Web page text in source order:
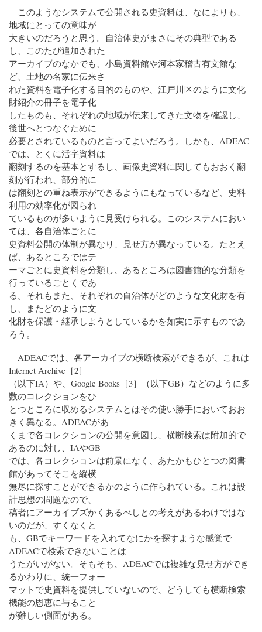
このようなシステムで公開される史資料は、なによりも、
地域にとっての意味が
大きいのだろうと思う。自治体史がまさにその典型である
し、このたび追加された
アーカイブのなかでも、小島資料館や河本家稽古有文館な
ど、土地の名家に伝来さ
れた資料を電子化する目的のものや、江戸川区のように文化
財紹介の冊子を電子化
したものも、それぞれの地域が伝来してきた文物を確認し、
後世へとつなぐために
必要とされているものと言ってよいだろう。しかも、ADEAC
では、とくに活字資料は
翻刻するのを基本とするし、画像史資料に関してもおおく翻
刻が行われ、部分的に
は翻刻との重ね表示ができるようにもなっているなど、史料
利用の効率化が図られ
ているものが多いように見受けられる。このシステムにおい
ては、各自治体ごとに
史資料公開の体制が異なり、見せ方が異なっている。たとえ
ば、あるところではテ
ーマごとに史資料を分類し、あるところは図書館的な分類を
行っているごとくであ
る。それもまた、それぞれの自治体がどのような文化財を有
し、またどのように文
化財を保護・継承しようとしているかを如実に示すものであ
ろう。
ADEACでは、各アーカイブの横断検索ができるが、これは
Internet Archive［2］
（以下IA）や、Google Books［3］（以下GB）などのように多
数のコレクションをひ
とつところに収めるシステムとはその使い勝手においておお
きく異なる。ADEACがあ
くまで各コレクションの公開を意図し、横断検索は附加的で
あるのに対し、IAやGB
では、各コレクションは前景になく、あたかもひとつの図書
館があってそこを縦横
無尽に探すことができるかのように作られている。これは設
計思想の問題なので、
稿者にアーカイブズかくあるべしとの考えがあるわけではな
いのだが、すくなくと
も、GBでキーワードを入れてなにかを探すような感覚で
ADEACで検索できないことは
うたがいがない。そもそも、ADEACでは複雑な見せ方ができ
るかわりに、統一フォー
マットで史資料を提供していないので、どうしても横断検索
機能の恩恵に与ること
が難しい側面がある。